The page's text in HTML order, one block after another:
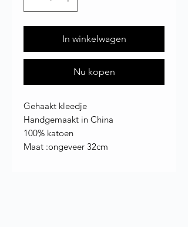
In winkelwagen
Nu kopen
Gehaakt kleedje
Handgemaakt in China
100% katoen
Maat :ongeveer 32cm